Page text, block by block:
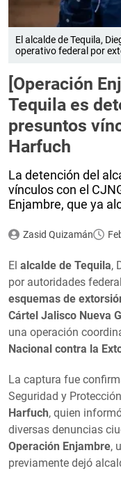
El alcalde de Tequila,
operativo federal por
[Operación
Tequila es
presuntos
Harfuch
La detención del
vínculos con el
Enjambre, que ya
Zasid Quizamán
El alcalde de Tequila,
por autoridades
esquemas de
Cártel Jalisco Nueva
una operación
Nacional contra la
La captura fue
Seguridad y
Harfuch, quien
diversas denuncias
Operación Enjambre,
previamente dejó